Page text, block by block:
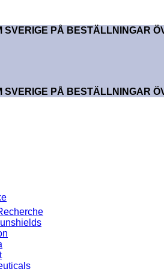
SVERIGE PÅ BESTÄLLNINGAR
SVERIGE PÅ BESTÄLLNINGAR